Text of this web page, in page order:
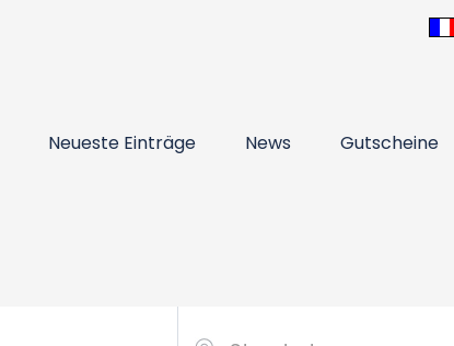
Neueste Einträge News Gutscheine